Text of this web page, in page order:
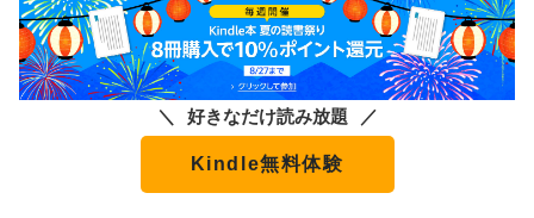
好きなだけ読み放題
Kindle無料体験